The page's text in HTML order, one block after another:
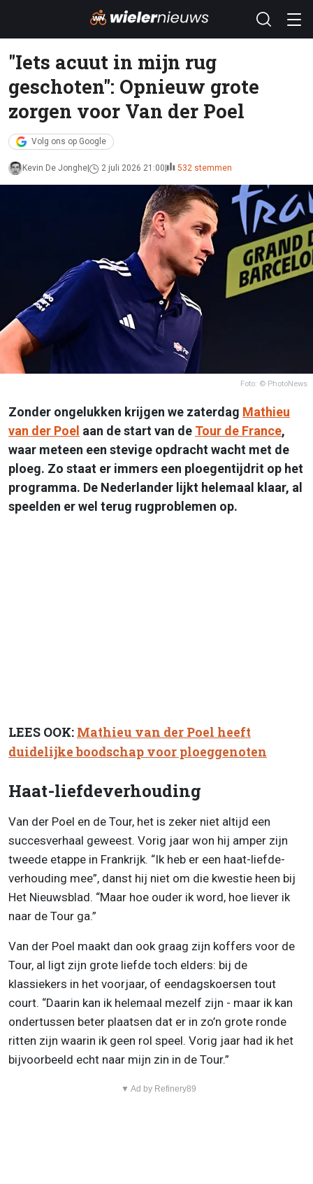
"Iets acuut in mijn rug
geschoten": Opnieuw grote
zorgen voor Van der Poel
Volg ons op Google
Kevin De Jonghe 2 juli 2026 21:00 532 stemmen
Foto: © PhotoNews
Zonder ongelukken krijgen we zaterdag Mathieu
van der Poel aan de start van de Tour de France,
waar meteen een stevige opdracht wacht met de
ploeg. Zo staat er immers een ploegentijdrit op het
programma. De Nederlander lijkt helemaal klaar, al
speelden er wel terug rugproblemen op.
LEES OOK: Mathieu van der Poel heeft
duidelijke boodschap voor ploeggenoten
Haat-liefdeverhouding
Van der Poel en de Tour, het is zeker niet altijd een
succesverhaal geweest. Vorig jaar won hij amper zijn
tweede etappe in Frankrijk. “Ik heb er een haat-liefde-
verhouding mee”, danst hij niet om die kwestie heen bij
Het Nieuwsblad. “Maar hoe ouder ik word, hoe liever ik
naar de Tour ga.”
Van der Poel maakt dan ook graag zijn koffers voor de
Tour, al ligt zijn grote liefde toch elders: bij de
klassiekers in het voorjaar, of eendagskoersen tout
court. “Daarin kan ik helemaal mezelf zijn - maar ik kan
ondertussen beter plaatsen dat er in zo’n grote ronde
ritten zijn waarin ik geen rol speel. Vorig jaar had ik het
bijvoorbeeld echt naar mijn zin in de Tour.”
▼ Ad by Refinery89